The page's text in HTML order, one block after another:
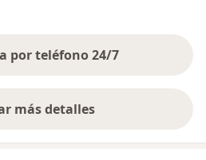
por teléfono 24/7
más detalles
sobre la dirección